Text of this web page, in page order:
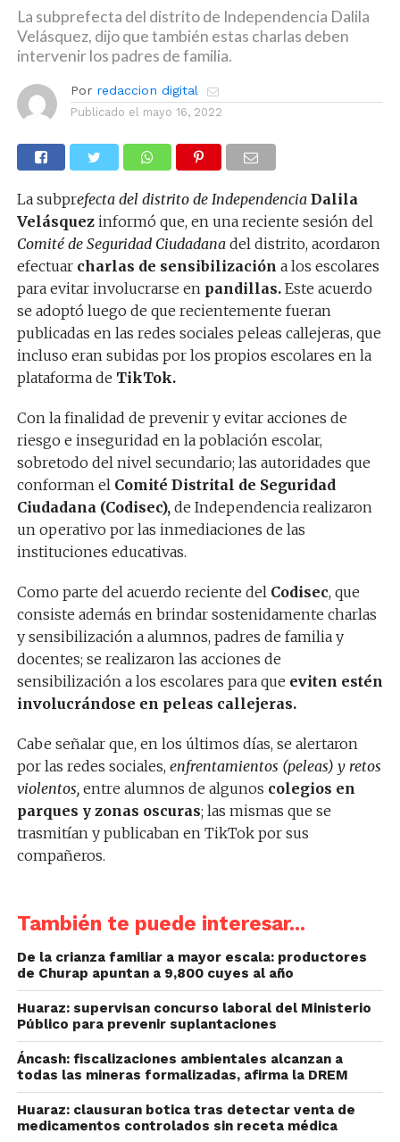
La subprefecta del distrito de Independencia Dalila
Velásquez, dijo que también estas charlas deben
intervenir los padres de familia.
Por redaccion digital
Publicado el mayo 16, 2022
La subprefecta del distrito de Independencia Dalila
Velásquezinformó que, en una reciente sesión del
Comité de Seguridad Ciudadanadel distrito, acordaron
efectuar charlas de sensibilización a los escolares
para evitar involucrarse en pandillas.Este acuerdo
se adoptó luego de que recientemente fueran
publicadas en las redes sociales peleas callejeras, que
incluso eran subidas por los propios escolares en la
plataforma de TikTok.
Con la finalidad de prevenir y evitar acciones de
riesgo e inseguridad en la población escolar,
sobretodo del nivel secundario; las autoridades que
conforman el Comité Distrital de Seguridad
Ciudadana (Codisec), de Independencia realizaron
un operativo por las inmediaciones de las
instituciones educativas.
Como parte del acuerdo reciente del Codisec, que
consiste además en brindar sostenidamente charlas
y sensibilización a alumnos, padres de familia y
docentes; se realizaron las acciones de
sensibilización a los escolares para que eviten estén
involucrándose en peleas callejeras.
Cabe señalar que, en los últimos días, se alertaron
por las redes sociales, enfrentamientos (peleas) y retos
violentos, entre alumnos de algunos colegios en
parques y zonas oscuras; las mismas que se
trasmitían y publicaban en TikTok por sus
compañeros.
También te puede interesar...
De la crianza familiar a mayor escala: productores
de Churap apuntan a 9,800 cuyes al año
Huaraz: supervisan concurso laboral del Ministerio
Público para prevenir suplantaciones
Áncash: fiscalizaciones ambientales alcanzan a
todas las mineras formalizadas, afirma la DREM
Huaraz: clausuran botica tras detectar venta de
medicamentos controlados sin receta médica